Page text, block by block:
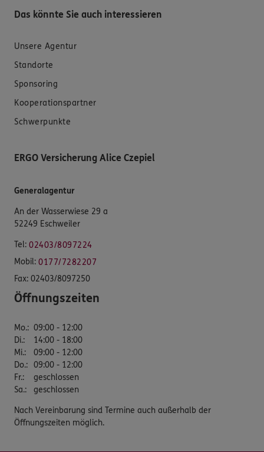
Das könnte Sie auch interessieren
Unsere Agentur
Standorte
Sponsoring
Kooperationspartner
Schwerpunkte
ERGO Versicherung Alice Czepiel
Generalagentur
An der Wasserwiese 29 a
52249 Eschweiler
Tel: 02403/8097224
Mobil: 0177/7282207
Fax: 02403/8097250
Öffnungszeiten
Mo.: 09:00 - 12:00
Di.:
14:00 - 18:00
Mi.:
09:00 - 12:00
Do.: 09:00 - 12:00
Fr.:
geschlossen
Sa.: geschlossen
Nach Vereinbarung sind Termine auch außerhalb der
Öffnungszeiten möglich.